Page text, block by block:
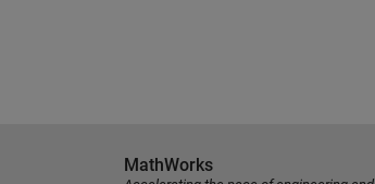
MathWorks